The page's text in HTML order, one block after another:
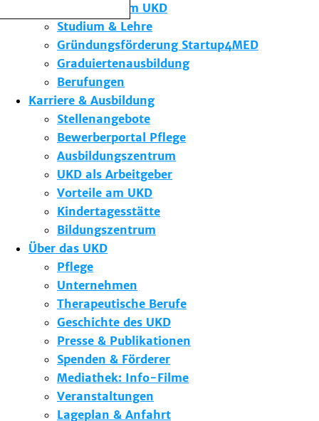
Forschung am UKD
Studium & Lehre
Gründungsförderung Startup4MED
Graduiertenausbildung
Berufungen
Karriere & Ausbildung
Stellenangebote
Bewerberportal Pflege
Ausbildungszentrum
UKD als Arbeitgeber
Vorteile am UKD
Kindertagesstätte
Bildungszentrum
Über das UKD
Pflege
Unternehmen
Therapeutische Berufe
Geschichte des UKD
Presse & Publikationen
Spenden & Förderer
Mediathek: Info-Filme
Veranstaltungen
Lageplan & Anfahrt